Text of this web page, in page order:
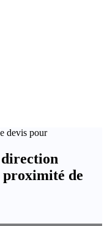
devis pour
proximité de